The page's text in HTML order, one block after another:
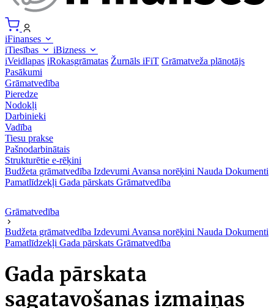
iFinanses
iTiesības
iBizness
iVeidlapas iRokasgrāmatas Žurnāls iFiT Grāmatveža plānotājs
Pasākumi
Grāmatvedība
Pieredze
Nodokļi
Darbinieki
Vadība
Tiesu prakse
Pašnodarbinātais
Strukturētie e-rēķini
Budžeta grāmatvedība Izdevumi Avansa norēķini Nauda Dokumenti
Pamatlīdzekļi Gada pārskats Grāmatvedība
Grāmatvedība
Budžeta grāmatvedība Izdevumi Avansa norēķini Nauda Dokumenti
Pamatlīdzekļi Gada pārskats Grāmatvedība
Gada pārskata
sagatavošanas izmaiņas